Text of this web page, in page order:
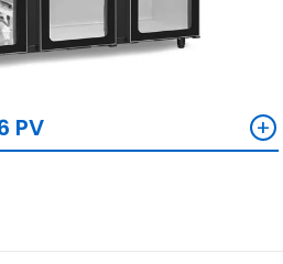
PV +